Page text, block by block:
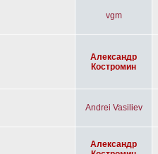
vgm
Александр
Костромин
Andrei Vasiliev
Александр